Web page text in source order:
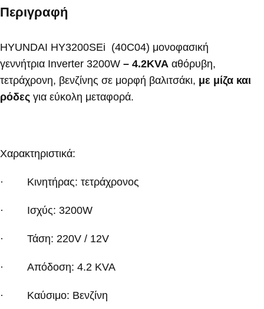
Περιγραφή
HYUNDAI HY3200SEi (40C04) μονοφασική
γεννήτρια Inverter 3200W – 4.2KVA αθόρυβη,
τετράχρονη, βενζίνης σε μορφή βαλιτσάκι, με μίζα και
ρόδες για εύκολη μεταφορά.
Χαρακτηριστικά:
· Κινητήρας: τετράχρονος
· Ισχύς: 3200W
· Τάση: 220V / 12V
· Απόδοση: 4.2 ΚVA
· Καύσιμο: Βενζίνη